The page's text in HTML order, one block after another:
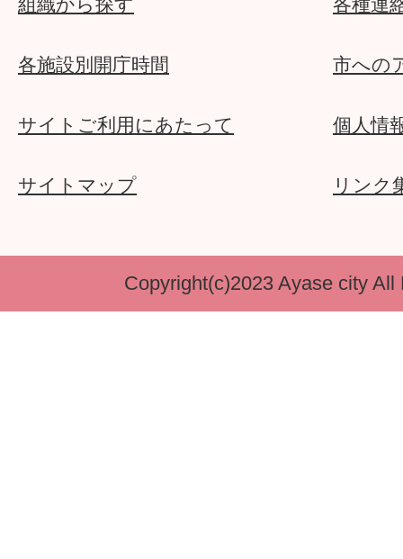
各施設別開庁時間 市への
サイトご利用にあたって 個人情
サイトマップ リンク
Copyright(c)2023 Ayase city